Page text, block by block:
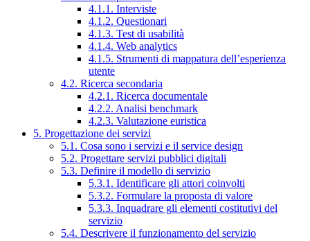
4.1.1. Interviste
4.1.2. Questionari
4.1.3. Test di usabilità
4.1.4. Web analytics
4.1.5. Strumenti di mappatura dell’esperienza
utente
4.2. Ricerca secondaria
4.2.1. Ricerca documentale
4.2.2. Analisi benchmark
4.2.3. Valutazione euristica
5. Progettazione dei servizi
5.1. Cosa sono i servizi e il service design
5.2. Progettare servizi pubblici digitali
5.3. Definire il modello di servizio
5.3.1. Identificare gli attori coinvolti
5.3.2. Formulare la proposta di valore
5.3.3. Inquadrare gli elementi costitutivi del
servizio
5.4. Descrivere il funzionamento del servizio